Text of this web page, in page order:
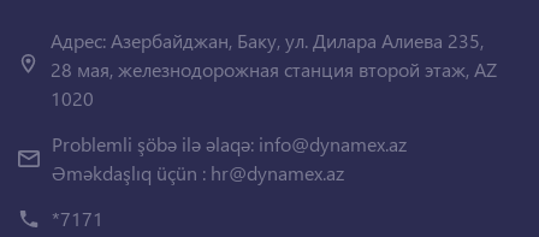
Адрес: Азербайджан, Баку, ул. Дилара Алиева 235,
28 мая, железнодорожная станция второй этаж, AZ
1020
Problemli şöbə ilə əlaqə: info@dynamex.az
Əməkdaşlıq üçün : hr@dynamex.az
*7171